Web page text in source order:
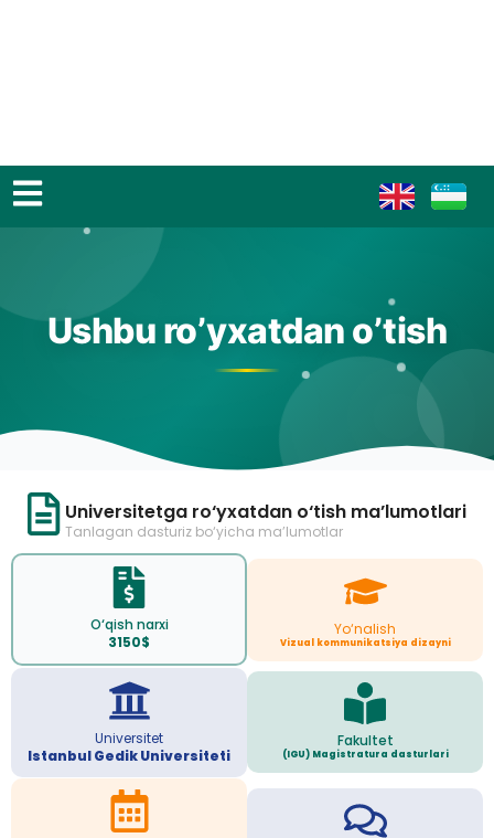
Ushbu ro’yxatdan o’tish
Universitetga ro‘yxatdan o‘tish ma’lumotlari
Tanlagan dasturiz bo‘yicha ma’lumotlar
O‘qish narxi
3150$
Yo‘nalish
Vizual kommunikatsiya dizayni
Universitet
Istanbul Gedik Universiteti
Fakultet
(IGU) Magistratura dasturlari